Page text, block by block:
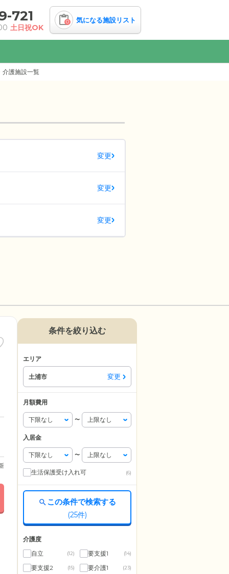
721
土日祝OK
0 気になる施設リスト
介護施設一覧
変更
変更
変更
条件を絞り込む
エリア
土浦市 変更
月額費用
〜
入居金
〜
生活保護受け入れ可 (6)
この条件で検索する
(25件)
介護度
自立
(12) 要支援1 (14)
要支援2 (15) 要介護1 (23)